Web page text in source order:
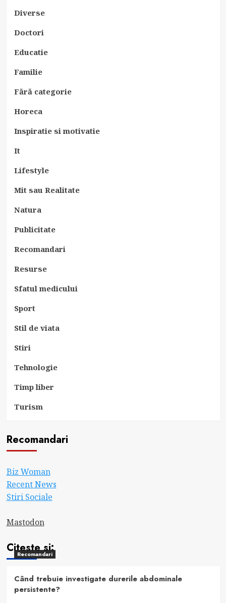
Diverse
Doctori
Educatie
Familie
Fără categorie
Horeca
Inspiratie si motivatie
It
Lifestyle
Mit sau Realitate
Natura
Publicitate
Recomandari
Resurse
Sfatul medicului
Sport
Stil de viata
Stiri
Tehnologie
Timp liber
Turism
Recomandari
Biz Woman
Recent News
Stiri Sociale
Mastodon
Citeste si:
Recomandari
Când trebuie investigate durerile abdominale
persistente?